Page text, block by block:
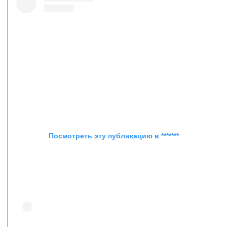
Посмотреть эту публикацию в *******